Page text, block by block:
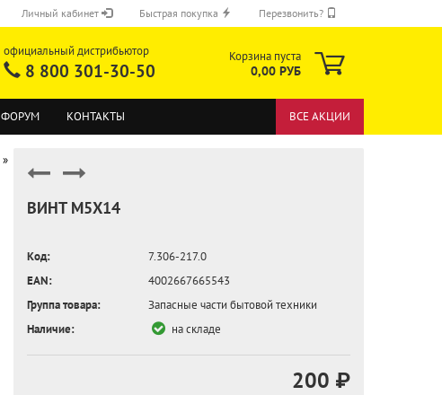
Личный кабинет Быстрая покупка Перезвонить?
официальный дистрибьютор
8 800 301-30-50
Корзина пуста
0,00 РУБ
ФОРУМ КОНТАКТЫ ВСЕ АКЦИИ
»
ВИНТ M5X14
Код:
7.306-217.0
EAN:
4002667665543
Группа товара:
Запасные части бытовой техники
Наличие:
на складе
200 ₽